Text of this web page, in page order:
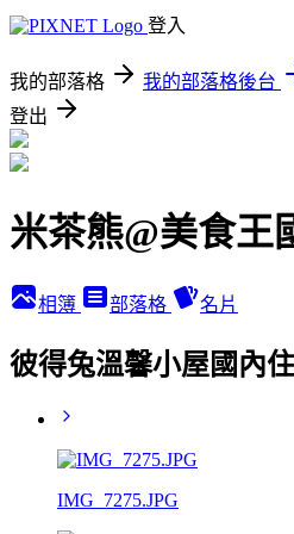
登入
我的部落格 我的部落格後台
登出
米茶熊@美食王
相簿 部落格 名片
彼得兔溫馨小屋國內
IMG_7275.JPG